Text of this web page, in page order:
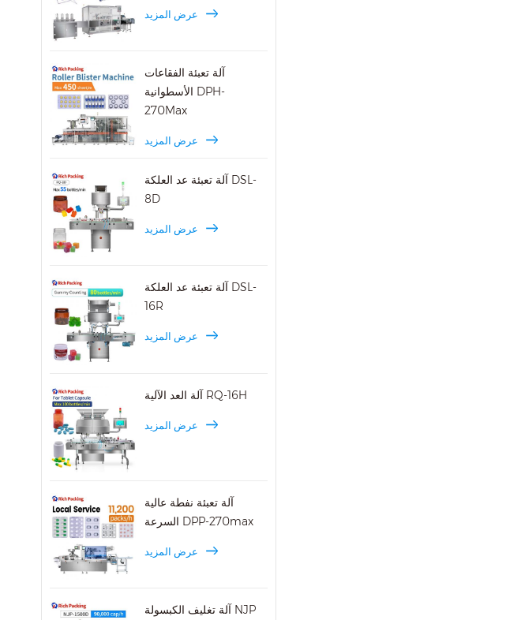
عرض المزيد
آلة تعبئة الفقاعات
الأسطوانية DPH-
270Max
عرض المزيد
آلة تعبئة عد العلكة DSL-
8D
عرض المزيد
آلة تعبئة عد العلكة DSL-
16R
عرض المزيد
آلة العد الآلية RQ-16H
عرض المزيد
آلة تعبئة نفطة عالية
السرعة DPP-270max
عرض المزيد
آلة تغليف الكبسولة NJP